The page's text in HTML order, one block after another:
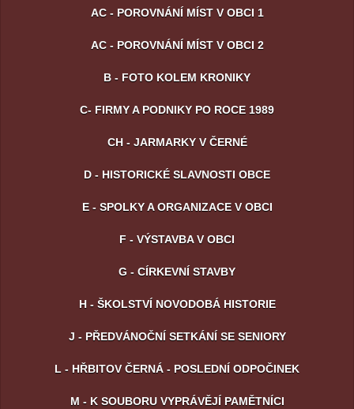
AC - POROVNÁNÍ MÍST V OBCI 1
AC - POROVNÁNÍ MÍST V OBCI 2
B - FOTO KOLEM KRONIKY
C- FIRMY A PODNIKY PO ROCE 1989
CH - JARMARKY V ČERNÉ
D - HISTORICKÉ SLAVNOSTI OBCE
E - SPOLKY A ORGANIZACE V OBCI
F - VÝSTAVBA V OBCI
G - CÍRKEVNÍ STAVBY
H - ŠKOLSTVÍ NOVODOBÁ HISTORIE
J - PŘEDVÁNOČNÍ SETKÁNÍ SE SENIORY
L - HŘBITOV ČERNÁ - POSLEDNÍ ODPOČINEK
M - K SOUBORU VYPRÁVĚJÍ PAMĚTNÍCI